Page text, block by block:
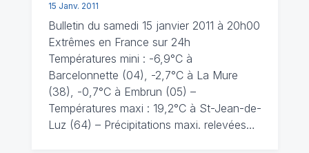
15 Janv. 2011
Bulletin du samedi 15 janvier 2011 à 20h00
Extrêmes en France sur 24h
Températures mini : -6,9°C à
Barcelonnette (04), -2,7°C à La Mure
(38), -0,7°C à Embrun (05) –
Températures maxi : 19,2°C à St-Jean-de-
Luz (64) – Précipitations maxi. relevées…